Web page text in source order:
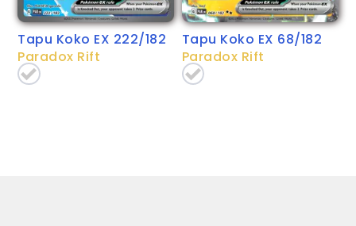
Tapu Koko EX 222/182
Paradox Rift
Tapu Koko EX 68/182
Paradox Rift